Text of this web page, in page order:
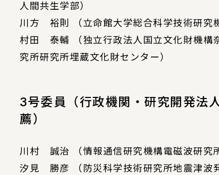
人間共生学部）
川方 裕則 （立命館大学総合科学技術研究
村田 泰輔 （独立行政法人国立文化財機構
究所研究所埋蔵文化財センター）
3号委員（行政機関・研究開発法
薦）
川村 誠治 （情報通信研究機構電磁波研究
汐見 勝彦 （防災科学技術研究所地震津波